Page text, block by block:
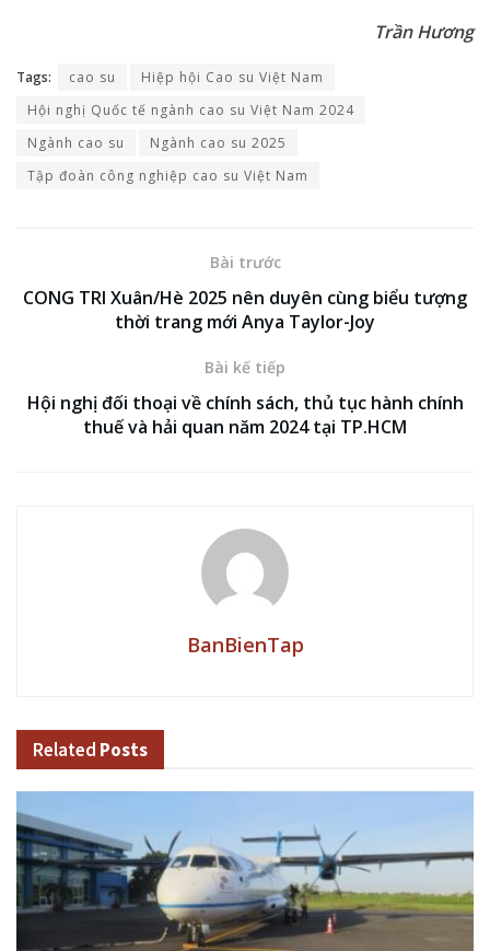
Trần Hương
Tags: cao su
Hiệp hội Cao su Việt Nam
Hội nghị Quốc tế ngành cao su Việt Nam 2024
Ngành cao su
Ngành cao su 2025
Tập đoàn công nghiệp cao su Việt Nam
Bài trước
CONG TRI Xuân/Hè 2025 nên duyên cùng biểu tượng
thời trang mới Anya Taylor-Joy
Bài kế tiếp
Hội nghị đối thoại về chính sách, thủ tục hành chính
thuế và hải quan năm 2024 tại TP.HCM
BanBienTap
Related Posts